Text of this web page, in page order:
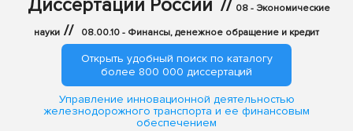
Диссертации России // 08 - Экономические
науки // 08.00.10 - Финансы, денежное обращение и кредит
Открыть удобный поиск по каталогу
более 800 000 диссертаций
Управление инновационной деятельностью
железнодорожного транспорта и ее финансовым
обеспечением